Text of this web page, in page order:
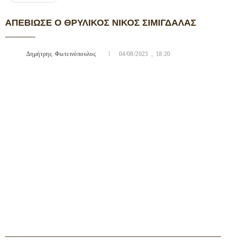
ΑΠΕΒΊΩΣΕ Ο ΘΡΥΛΙΚΌΣ ΝΊΚΟΣ ΣΙΜΙΓΔΑΛΆΣ
Δημήτρης Φωτεινόπουλος 04/08/2023 , 18:20